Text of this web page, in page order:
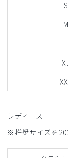
S
M
L
レディース
※推奨サイズを